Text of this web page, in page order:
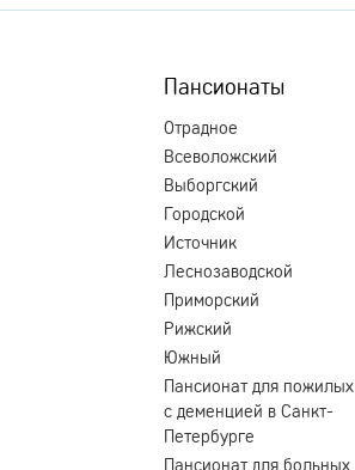
Пансионаты
Отрадное
Всеволожский
Выборгский
Городской
Источник
Леснозаводской
Приморский
Рижский
Южный
Пансионат для пожилых
с деменцией в Санкт-
Петербурге
Пансионат для больных